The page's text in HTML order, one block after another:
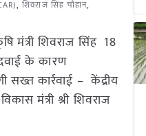
,शिवराज सिंह चौहान,
मंत्री शिवराज सिंह 18
के कारण
कार्रवाई – केंद्रीय
मंत्री श्री शिवराज